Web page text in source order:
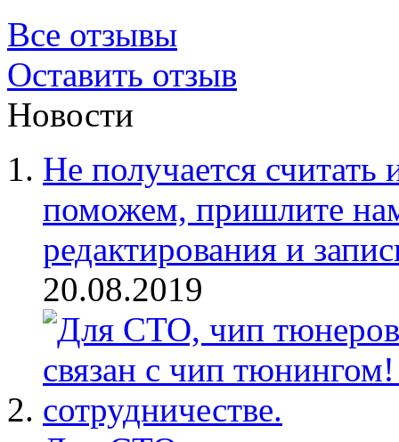
Все отзывы
Оставить отзыв
Новости
Не получается
поможем, пришлите
редактирования и
20.08.2019